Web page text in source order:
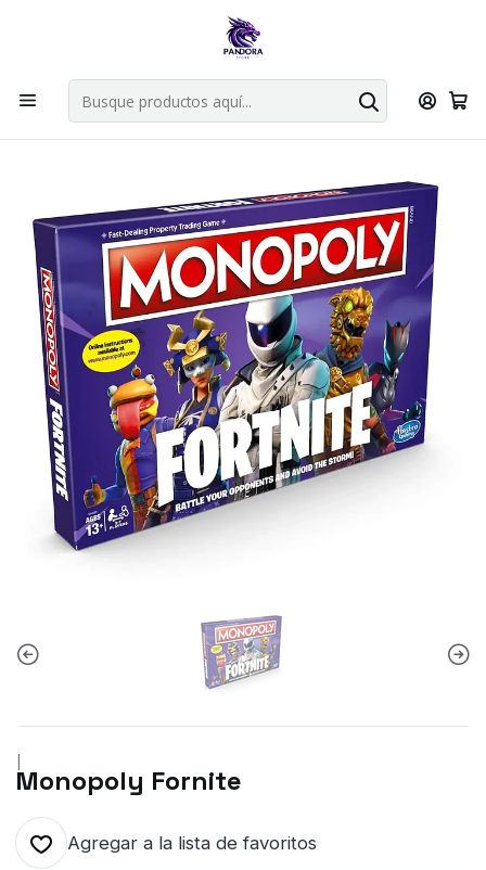
Por compras en cartas singles superiores a 49.990 el envio es
Explorar singles
Juegos de mesa Familiares Monopoly Fornite
|
Monopoly Fornite
Agregar a la lista de favoritos